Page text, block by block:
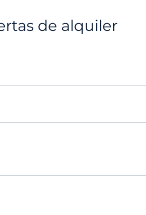
de alquiler